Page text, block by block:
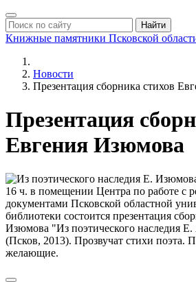
Найти
Книжные памятники Псковской
Новости
Презентация сборника стихов
Презентация
Евгения Изюмова
16 ч. в помещении Центра по работе с
документами Псковской областной
библиотеки состоится презентация
Изюмова "Из поэтического наследия
(Псков, 2013). Прозвучат стихи поэта.
желающие.